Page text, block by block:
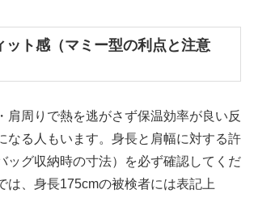
ット感（マミー型の利点と注意
肩周りで熱を逃がさず保温効率が良い反
なる人もいます。身長と肩幅に対する許
ッグ収納時の寸法）を必ず確認してくだ
は、身長175cmの被検者には表記上